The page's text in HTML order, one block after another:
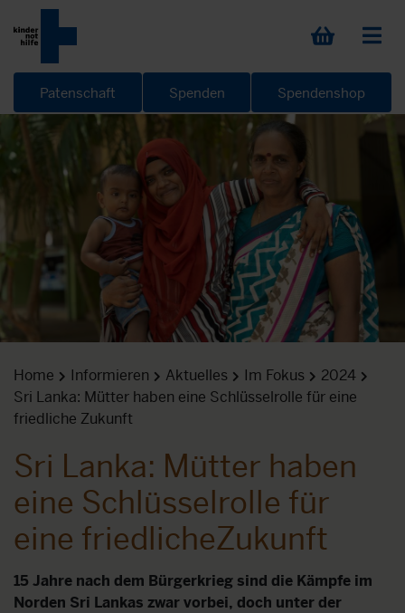
Patenschaft Spenden Spendenshop
Home Informieren Aktuelles Im Fokus
2024
Sri Lanka: Mütter haben eine Schlüsselrolle für eine
friedliche Zukunft
Sri Lanka: Mütter haben
eine Schlüsselrolle für
eine friedlicheZukunft
15 Jahre nach dem Bürgerkrieg sind die Kämpfe im
Norden Sri Lankas zwar vorbei, doch unter der